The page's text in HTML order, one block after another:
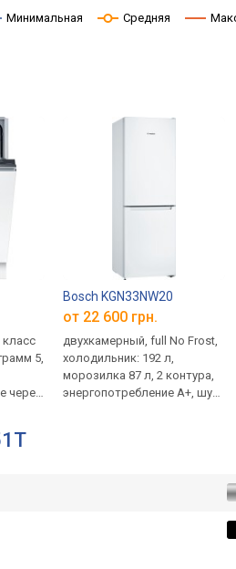
Минимальная Средняя
5,
через
Bosch KGN33NW20
от 22 600 грн.
двухкамерный, full No Frost,
холодильник: 192 л,
морозилка 87 л, 2 контура,
энергопотребление A+, шум